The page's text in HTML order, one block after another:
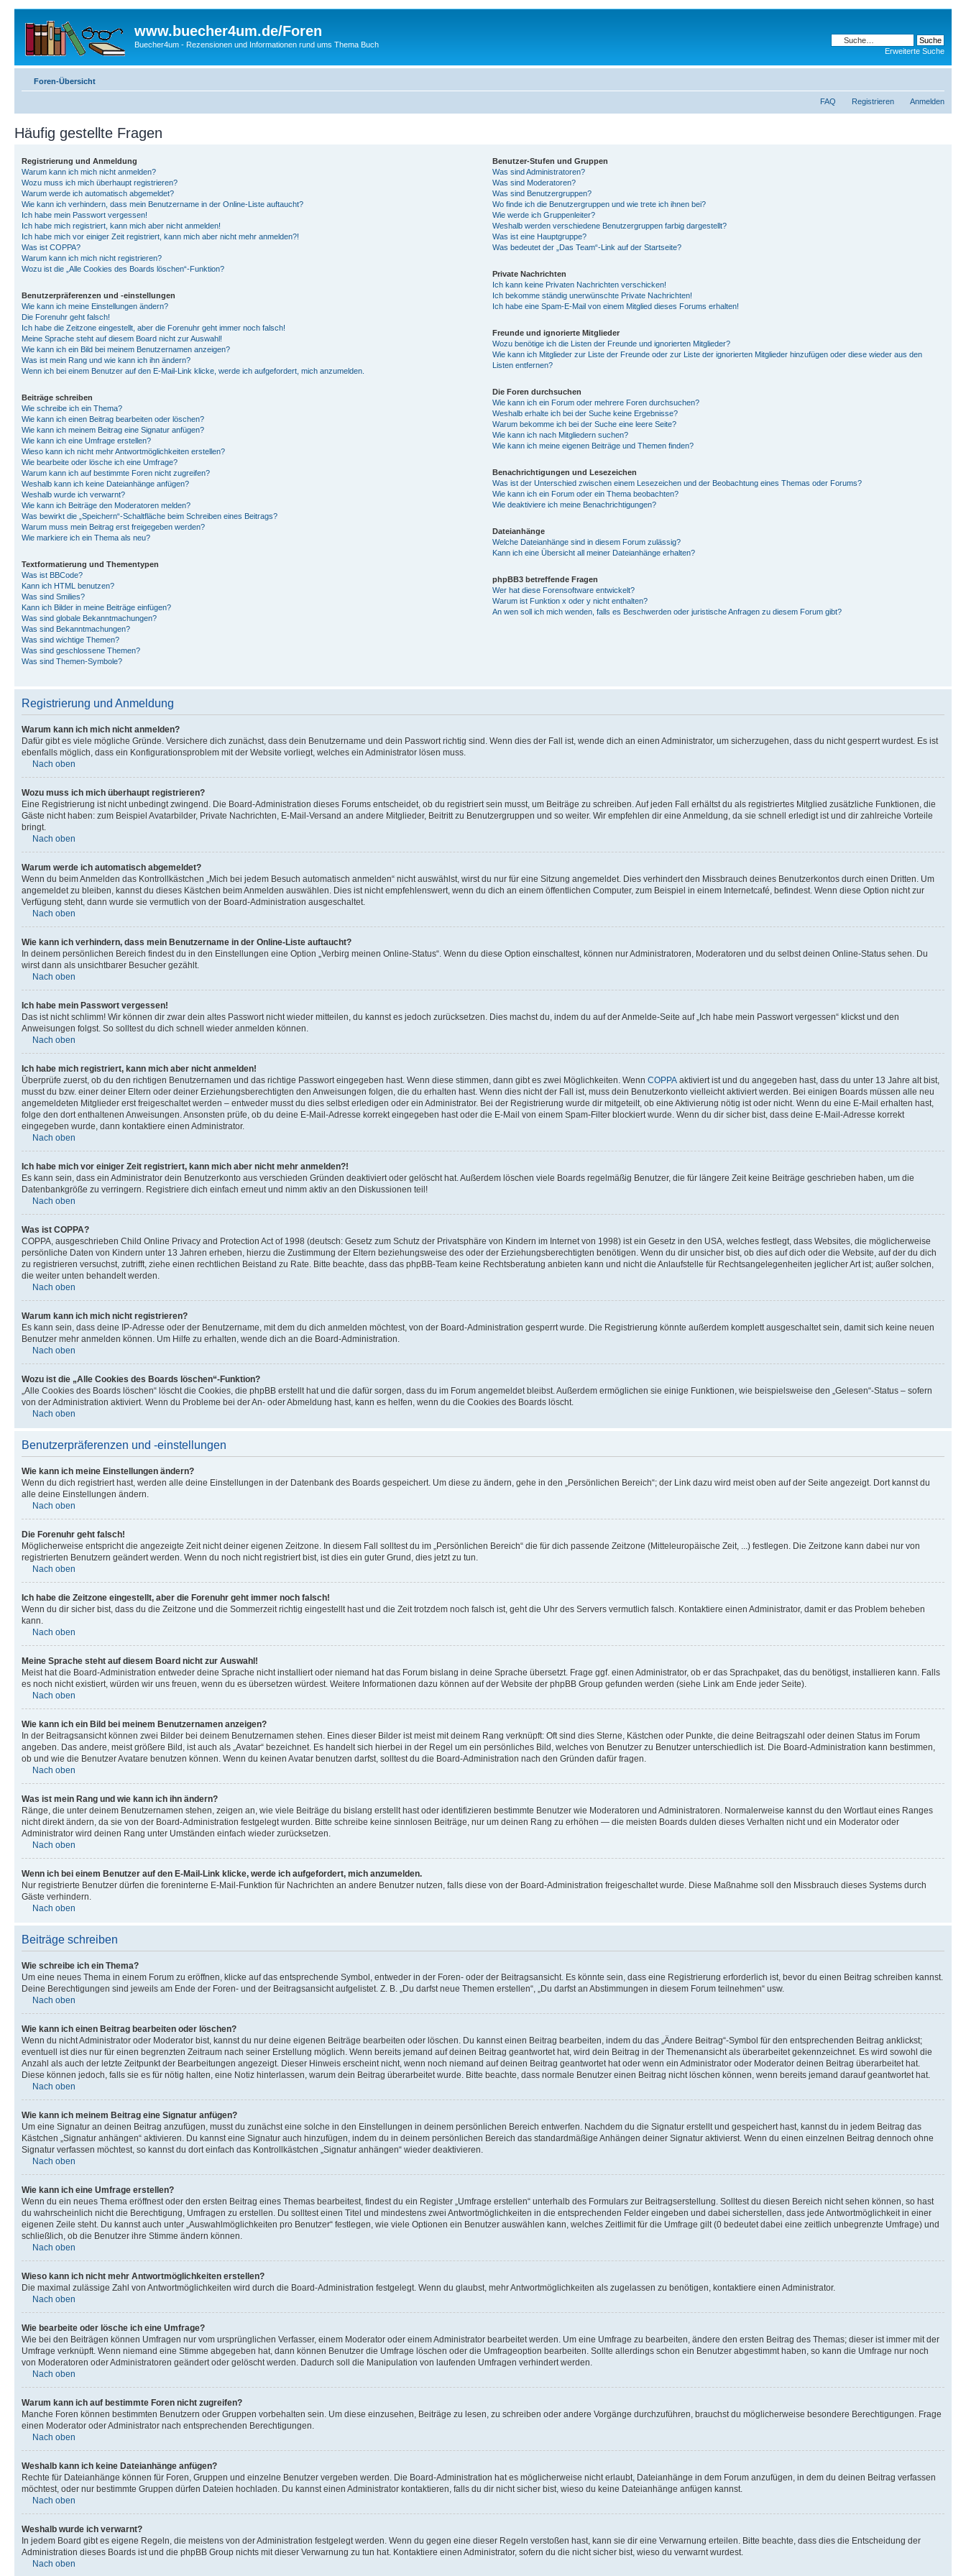
www.buecher4um.de/Foren
Buecher4um - Rezensionen und Informationen rund ums Thema Buch
Erweiterte Suche
Foren-Übersicht
FAQ Registrieren Anmelden
Häufig gestellte Fragen
Registrierung und Anmeldung
Warum kann ich mich nicht anmelden?
Wozu muss ich mich überhaupt registrieren?
Warum werde ich automatisch abgemeldet?
Wie kann ich verhindern, dass mein Benutzername in der Online-Liste auftaucht?
Ich habe mein Passwort vergessen!
Ich habe mich registriert, kann mich aber nicht anmelden!
Ich habe mich vor einiger Zeit registriert, kann mich aber nicht mehr anmelden?!
Was ist COPPA?
Warum kann ich mich nicht registrieren?
Wozu ist die „Alle Cookies des Boards löschen“-Funktion?
Benutzerpräferenzen und -einstellungen
Wie kann ich meine Einstellungen ändern?
Die Forenuhr geht falsch!
Ich habe die Zeitzone eingestellt, aber die Forenuhr geht immer noch falsch!
Meine Sprache steht auf diesem Board nicht zur Auswahl!
Wie kann ich ein Bild bei meinem Benutzernamen anzeigen?
Was ist mein Rang und wie kann ich ihn ändern?
Wenn ich bei einem Benutzer auf den E-Mail-Link klicke, werde ich aufgefordert, mich anzumelden.
Beiträge schreiben
Wie schreibe ich ein Thema?
Wie kann ich einen Beitrag bearbeiten oder löschen?
Wie kann ich meinem Beitrag eine Signatur anfügen?
Wie kann ich eine Umfrage erstellen?
Wieso kann ich nicht mehr Antwortmöglichkeiten erstellen?
Wie bearbeite oder lösche ich eine Umfrage?
Warum kann ich auf bestimmte Foren nicht zugreifen?
Weshalb kann ich keine Dateianhänge anfügen?
Weshalb wurde ich verwarnt?
Wie kann ich Beiträge den Moderatoren melden?
Was bewirkt die „Speichern“-Schaltfläche beim Schreiben eines Beitrags?
Warum muss mein Beitrag erst freigegeben werden?
Wie markiere ich ein Thema als neu?
Textformatierung und Thementypen
Was ist BBCode?
Kann ich HTML benutzen?
Was sind Smilies?
Kann ich Bilder in meine Beiträge einfügen?
Was sind globale Bekanntmachungen?
Was sind Bekanntmachungen?
Was sind wichtige Themen?
Was sind geschlossene Themen?
Was sind Themen-Symbole?
Benutzer-Stufen und Gruppen
Was sind Administratoren?
Was sind Moderatoren?
Was sind Benutzergruppen?
Wo finde ich die Benutzergruppen und wie trete ich ihnen bei?
Wie werde ich Gruppenleiter?
Weshalb werden verschiedene Benutzergruppen farbig dargestellt?
Was ist eine Hauptgruppe?
Was bedeutet der „Das Team“-Link auf der Startseite?
Private Nachrichten
Ich kann keine Privaten Nachrichten verschicken!
Ich bekomme ständig unerwünschte Private Nachrichten!
Ich habe eine Spam-E-Mail von einem Mitglied dieses Forums erhalten!
Freunde und ignorierte Mitglieder
Wozu benötige ich die Listen der Freunde und ignorierten Mitglieder?
Wie kann ich Mitglieder zur Liste der Freunde oder zur Liste der ignorierten Mitglieder hinzufügen oder diese wieder aus den
Listen entfernen?
Die Foren durchsuchen
Wie kann ich ein Forum oder mehrere Foren durchsuchen?
Weshalb erhalte ich bei der Suche keine Ergebnisse?
Warum bekomme ich bei der Suche eine leere Seite?
Wie kann ich nach Mitgliedern suchen?
Wie kann ich meine eigenen Beiträge und Themen finden?
Benachrichtigungen und Lesezeichen
Was ist der Unterschied zwischen einem Lesezeichen und der Beobachtung eines Themas oder Forums?
Wie kann ich ein Forum oder ein Thema beobachten?
Wie deaktiviere ich meine Benachrichtigungen?
Dateianhänge
Welche Dateianhänge sind in diesem Forum zulässig?
Kann ich eine Übersicht all meiner Dateianhänge erhalten?
phpBB3 betreffende Fragen
Wer hat diese Forensoftware entwickelt?
Warum ist Funktion x oder y nicht enthalten?
An wen soll ich mich wenden, falls es Beschwerden oder juristische Anfragen zu diesem Forum gibt?
Registrierung und Anmeldung
Warum kann ich mich nicht anmelden?
Dafür gibt es viele mögliche Gründe. Versichere dich zunächst, dass dein Benutzername und dein Passwort richtig sind. Wenn dies der Fall ist, wende dich an einen Administrator, um sicherzugehen, dass du nicht gesperrt wurdest. Es ist
ebenfalls möglich, dass ein Konfigurationsproblem mit der Website vorliegt, welches ein Administrator lösen muss.
Nach oben
Wozu muss ich mich überhaupt registrieren?
Eine Registrierung ist nicht unbedingt zwingend. Die Board-Administration dieses Forums entscheidet, ob du registriert sein musst, um Beiträge zu schreiben. Auf jeden Fall erhältst du als registriertes Mitglied zusätzliche Funktionen, die
Gäste nicht haben: zum Beispiel Avatarbilder, Private Nachrichten, E-Mail-Versand an andere Mitglieder, Beitritt zu Benutzergruppen und so weiter. Wir empfehlen dir eine Anmeldung, da sie schnell erledigt ist und dir zahlreiche Vorteile
bringt.
Nach oben
Warum werde ich automatisch abgemeldet?
Wenn du beim Anmelden das Kontrollkästchen „Mich bei jedem Besuch automatisch anmelden“ nicht auswählst, wirst du nur für eine Sitzung angemeldet. Dies verhindert den Missbrauch deines Benutzerkontos durch einen Dritten. Um
angemeldet zu bleiben, kannst du dieses Kästchen beim Anmelden auswählen. Dies ist nicht empfehlenswert, wenn du dich an einem öffentlichen Computer, zum Beispiel in einem Internetcafé, befindest. Wenn diese Option nicht zur
Verfügung steht, dann wurde sie vermutlich von der Board-Administration ausgeschaltet.
Nach oben
Wie kann ich verhindern, dass mein Benutzername in der Online-Liste auftaucht?
In deinem persönlichen Bereich findest du in den Einstellungen eine Option „Verbirg meinen Online-Status“. Wenn du diese Option einschaltest, können nur Administratoren, Moderatoren und du selbst deinen Online-Status sehen. Du
wirst dann als unsichtbarer Besucher gezählt.
Nach oben
Ich habe mein Passwort vergessen!
Das ist nicht schlimm! Wir können dir zwar dein altes Passwort nicht wieder mitteilen, du kannst es jedoch zurücksetzen. Dies machst du, indem du auf der Anmelde-Seite auf „Ich habe mein Passwort vergessen“ klickst und den
Anweisungen folgst. So solltest du dich schnell wieder anmelden können.
Nach oben
Ich habe mich registriert, kann mich aber nicht anmelden!
Überprüfe zuerst, ob du den richtigen Benutzernamen und das richtige Passwort eingegeben hast. Wenn diese stimmen, dann gibt es zwei Möglichkeiten. Wenn COPPA aktiviert ist und du angegeben hast, dass du unter 13 Jahre alt bist,
musst du bzw. einer deiner Eltern oder deiner Erziehungsberechtigten den Anweisungen folgen, die du erhalten hast. Wenn dies nicht der Fall ist, muss dein Benutzerkonto vielleicht aktiviert werden. Bei einigen Boards müssen alle neu
angemeldeten Mitglieder erst freigeschaltet werden – entweder musst du dies selbst erledigen oder ein Administrator. Bei der Registrierung wurde dir mitgeteilt, ob eine Aktivierung nötig ist oder nicht. Wenn du eine E-Mail erhalten hast,
folge den dort enthaltenen Anweisungen. Ansonsten prüfe, ob du deine E-Mail-Adresse korrekt eingegeben hast oder die E-Mail von einem Spam-Filter blockiert wurde. Wenn du dir sicher bist, dass deine E-Mail-Adresse korrekt
eingegeben wurde, dann kontaktiere einen Administrator.
Nach oben
Ich habe mich vor einiger Zeit registriert, kann mich aber nicht mehr anmelden?!
Es kann sein, dass ein Administrator dein Benutzerkonto aus verschieden Gründen deaktiviert oder gelöscht hat. Außerdem löschen viele Boards regelmäßig Benutzer, die für längere Zeit keine Beiträge geschrieben haben, um die
Datenbankgröße zu verringern. Registriere dich einfach erneut und nimm aktiv an den Diskussionen teil!
Nach oben
Was ist COPPA?
COPPA, ausgeschrieben Child Online Privacy and Protection Act of 1998 (deutsch: Gesetz zum Schutz der Privatsphäre von Kindern im Internet von 1998) ist ein Gesetz in den USA, welches festlegt, dass Websites, die möglicherweise
persönliche Daten von Kindern unter 13 Jahren erheben, hierzu die Zustimmung der Eltern beziehungsweise des oder der Erziehungsberechtigten benötigen. Wenn du dir unsicher bist, ob dies auf dich oder die Website, auf der du dich
zu registrieren versuchst, zutrifft, ziehe einen rechtlichen Beistand zu Rate. Bitte beachte, dass das phpBB-Team keine Rechtsberatung anbieten kann und nicht die Anlaufstelle für Rechtsangelegenheiten jeglicher Art ist; außer solchen,
die weiter unten behandelt werden.
Nach oben
Warum kann ich mich nicht registrieren?
Es kann sein, dass deine IP-Adresse oder der Benutzername, mit dem du dich anmelden möchtest, von der Board-Administration gesperrt wurde. Die Registrierung könnte außerdem komplett ausgeschaltet sein, damit sich keine neuen
Benutzer mehr anmelden können. Um Hilfe zu erhalten, wende dich an die Board-Administration.
Nach oben
Wozu ist die „Alle Cookies des Boards löschen“-Funktion?
„Alle Cookies des Boards löschen“ löscht die Cookies, die phpBB erstellt hat und die dafür sorgen, dass du im Forum angemeldet bleibst. Außerdem ermöglichen sie einige Funktionen, wie beispielsweise den „Gelesen“-Status – sofern
von der Administration aktiviert. Wenn du Probleme bei der An- oder Abmeldung hast, kann es helfen, wenn du die Cookies des Boards löscht.
Nach oben
Benutzerpräferenzen und -einstellungen
Wie kann ich meine Einstellungen ändern?
Wenn du dich registriert hast, werden alle deine Einstellungen in der Datenbank des Boards gespeichert. Um diese zu ändern, gehe in den „Persönlichen Bereich“; der Link dazu wird meist oben auf der Seite angezeigt. Dort kannst du
alle deine Einstellungen ändern.
Nach oben
Die Forenuhr geht falsch!
Möglicherweise entspricht die angezeigte Zeit nicht deiner eigenen Zeitzone. In diesem Fall solltest du im „Persönlichen Bereich“ die für dich passende Zeitzone (Mitteleuropäische Zeit, ...) festlegen. Die Zeitzone kann dabei nur von
registrierten Benutzern geändert werden. Wenn du noch nicht registriert bist, ist dies ein guter Grund, dies jetzt zu tun.
Nach oben
Ich habe die Zeitzone eingestellt, aber die Forenuhr geht immer noch falsch!
Wenn du dir sicher bist, dass du die Zeitzone und die Sommerzeit richtig eingestellt hast und die Zeit trotzdem noch falsch ist, geht die Uhr des Servers vermutlich falsch. Kontaktiere einen Administrator, damit er das Problem beheben
kann.
Nach oben
Meine Sprache steht auf diesem Board nicht zur Auswahl!
Meist hat die Board-Administration entweder deine Sprache nicht installiert oder niemand hat das Forum bislang in deine Sprache übersetzt. Frage ggf. einen Administrator, ob er das Sprachpaket, das du benötigst, installieren kann. Falls
es noch nicht existiert, würden wir uns freuen, wenn du es übersetzen würdest. Weitere Informationen dazu können auf der Website der phpBB Group gefunden werden (siehe Link am Ende jeder Seite).
Nach oben
Wie kann ich ein Bild bei meinem Benutzernamen anzeigen?
In der Beitragsansicht können zwei Bilder bei deinem Benutzernamen stehen. Eines dieser Bilder ist meist mit deinem Rang verknüpft: Oft sind dies Sterne, Kästchen oder Punkte, die deine Beitragszahl oder deinen Status im Forum
angeben. Das andere, meist größere Bild, ist auch als „Avatar“ bezeichnet. Es handelt sich hierbei in der Regel um ein persönliches Bild, welches von Benutzer zu Benutzer unterschiedlich ist. Die Board-Administration kann bestimmen,
ob und wie die Benutzer Avatare benutzen können. Wenn du keinen Avatar benutzen darfst, solltest du die Board-Administration nach den Gründen dafür fragen.
Nach oben
Was ist mein Rang und wie kann ich ihn ändern?
Ränge, die unter deinem Benutzernamen stehen, zeigen an, wie viele Beiträge du bislang erstellt hast oder identifizieren bestimmte Benutzer wie Moderatoren und Administratoren. Normalerweise kannst du den Wortlaut eines Ranges
nicht direkt ändern, da sie von der Board-Administration festgelegt wurden. Bitte schreibe keine sinnlosen Beiträge, nur um deinen Rang zu erhöhen — die meisten Boards dulden dieses Verhalten nicht und ein Moderator oder
Administrator wird deinen Rang unter Umständen einfach wieder zurücksetzen.
Nach oben
Wenn ich bei einem Benutzer auf den E-Mail-Link klicke, werde ich aufgefordert, mich anzumelden.
Nur registrierte Benutzer dürfen die foreninterne E-Mail-Funktion für Nachrichten an andere Benutzer nutzen, falls diese von der Board-Administration freigeschaltet wurde. Diese Maßnahme soll den Missbrauch dieses Systems durch
Gäste verhindern.
Nach oben
Beiträge schreiben
Wie schreibe ich ein Thema?
Um eine neues Thema in einem Forum zu eröffnen, klicke auf das entsprechende Symbol, entweder in der Foren- oder der Beitragsansicht. Es könnte sein, dass eine Registrierung erforderlich ist, bevor du einen Beitrag schreiben kannst.
Deine Berechtigungen sind jeweils am Ende der Foren- und der Beitragsansicht aufgelistet. Z. B. „Du darfst neue Themen erstellen“, „Du darfst an Abstimmungen in diesem Forum teilnehmen“ usw.
Nach oben
Wie kann ich einen Beitrag bearbeiten oder löschen?
Wenn du nicht Administrator oder Moderator bist, kannst du nur deine eigenen Beiträge bearbeiten oder löschen. Du kannst einen Beitrag bearbeiten, indem du das „Ändere Beitrag“-Symbol für den entsprechenden Beitrag anklickst;
eventuell ist dies nur für einen begrenzten Zeitraum nach seiner Erstellung möglich. Wenn bereits jemand auf deinen Beitrag geantwortet hat, wird dein Beitrag in der Themenansicht als überarbeitet gekennzeichnet. Es wird sowohl die
Anzahl als auch der letzte Zeitpunkt der Bearbeitungen angezeigt. Dieser Hinweis erscheint nicht, wenn noch niemand auf deinen Beitrag geantwortet hat oder wenn ein Administrator oder Moderator deinen Beitrag überarbeitet hat.
Diese können jedoch, falls sie es für nötig halten, eine Notiz hinterlassen, warum dein Beitrag überarbeitet wurde. Bitte beachte, dass normale Benutzer einen Beitrag nicht löschen können, wenn bereits jemand darauf geantwortet hat.
Nach oben
Wie kann ich meinem Beitrag eine Signatur anfügen?
Um eine Signatur an deinen Beitrag anzufügen, musst du zunächst eine solche in den Einstellungen in deinem persönlichen Bereich entwerfen. Nachdem du die Signatur erstellt und gespeichert hast, kannst du in jedem Beitrag das
Kästchen „Signatur anhängen“ aktivieren. Du kannst eine Signatur auch hinzufügen, indem du in deinem persönlichen Bereich das standardmäßige Anhängen deiner Signatur aktivierst. Wenn du einen einzelnen Beitrag dennoch ohne
Signatur verfassen möchtest, so kannst du dort einfach das Kontrollkästchen „Signatur anhängen“ wieder deaktivieren.
Nach oben
Wie kann ich eine Umfrage erstellen?
Wenn du ein neues Thema eröffnest oder den ersten Beitrag eines Themas bearbeitest, findest du ein Register „Umfrage erstellen“ unterhalb des Formulars zur Beitragserstellung. Solltest du diesen Bereich nicht sehen können, so hast
du wahrscheinlich nicht die Berechtigung, Umfragen zu erstellen. Du solltest einen Titel und mindestens zwei Antwortmöglichkeiten in die entsprechenden Felder eingeben und dabei sicherstellen, dass jede Antwortmöglichkeit in einer
eigenen Zeile steht. Du kannst auch unter „Auswahlmöglichkeiten pro Benutzer“ festlegen, wie viele Optionen ein Benutzer auswählen kann, welches Zeitlimit für die Umfrage gilt (0 bedeutet dabei eine zeitlich unbegrenzte Umfrage) und
schließlich, ob die Benutzer ihre Stimme ändern können.
Nach oben
Wieso kann ich nicht mehr Antwortmöglichkeiten erstellen?
Die maximal zulässige Zahl von Antwortmöglichkeiten wird durch die Board-Administration festgelegt. Wenn du glaubst, mehr Antwortmöglichkeiten als zugelassen zu benötigen, kontaktiere einen Administrator.
Nach oben
Wie bearbeite oder lösche ich eine Umfrage?
Wie bei den Beiträgen können Umfragen nur vom ursprünglichen Verfasser, einem Moderator oder einem Administrator bearbeitet werden. Um eine Umfrage zu bearbeiten, ändere den ersten Beitrag des Themas; dieser ist immer mit der
Umfrage verknüpft. Wenn niemand eine Stimme abgegeben hat, dann können Benutzer die Umfrage löschen oder die Umfrageoption bearbeiten. Sollte allerdings schon ein Benutzer abgestimmt haben, so kann die Umfrage nur noch
von Moderatoren oder Administratoren geändert oder gelöscht werden. Dadurch soll die Manipulation von laufenden Umfragen verhindert werden.
Nach oben
Warum kann ich auf bestimmte Foren nicht zugreifen?
Manche Foren können bestimmten Benutzern oder Gruppen vorbehalten sein. Um diese einzusehen, Beiträge zu lesen, zu schreiben oder andere Vorgänge durchzuführen, brauchst du möglicherweise besondere Berechtigungen. Frage
einen Moderator oder Administrator nach entsprechenden Berechtigungen.
Nach oben
Weshalb kann ich keine Dateianhänge anfügen?
Rechte für Dateianhänge können für Foren, Gruppen und einzelne Benutzer vergeben werden. Die Board-Administration hat es möglicherweise nicht erlaubt, Dateianhänge in dem Forum anzufügen, in dem du deinen Beitrag verfassen
möchtest, oder nur bestimmte Gruppen dürfen Dateien hochladen. Du kannst einen Administrator kontaktieren, falls du dir nicht sicher bist, wieso du keine Dateianhänge anfügen kannst.
Nach oben
Weshalb wurde ich verwarnt?
In jedem Board gibt es eigene Regeln, die meistens von der Administration festgelegt werden. Wenn du gegen eine dieser Regeln verstoßen hast, kann sie dir eine Verwarnung erteilen. Bitte beachte, dass dies die Entscheidung der
Administration dieses Boards ist und die phpBB Group nichts mit dieser Verwarnung zu tun hat. Kontaktiere einen Administrator, sofern du die nicht sicher bist, wieso du verwarnt wurdest.
Nach oben